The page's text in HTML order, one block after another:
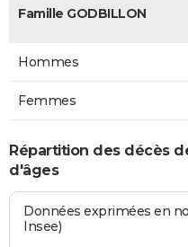
Famille GODBILLON
Hommes
Femmes
Répartition des décès
d'âges
Données exprimées en
Insee)